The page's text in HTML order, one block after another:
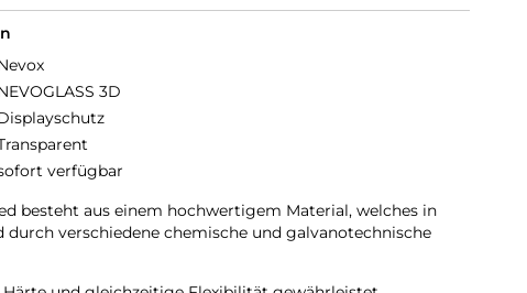
3D
verfügbar
besteht aus einem hochwertigem Material, welches in
verschiedene chemische und galvanotechnische